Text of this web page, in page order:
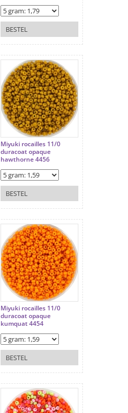
BESTEL
Miyuki rocailles 11/0
duracoat opaque
hawthorne 4456
BESTEL
Miyuki rocailles 11/0
duracoat opaque
kumquat 4454
BESTEL